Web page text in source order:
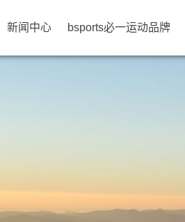
新闻中心 bsports必一运动品牌